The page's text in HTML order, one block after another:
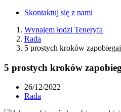
Skontaktuj się z nami
Wynajem łodzi Teneryfa
Rada
5 prostych kroków
5 prostych kroków
26/12/2022
Rada